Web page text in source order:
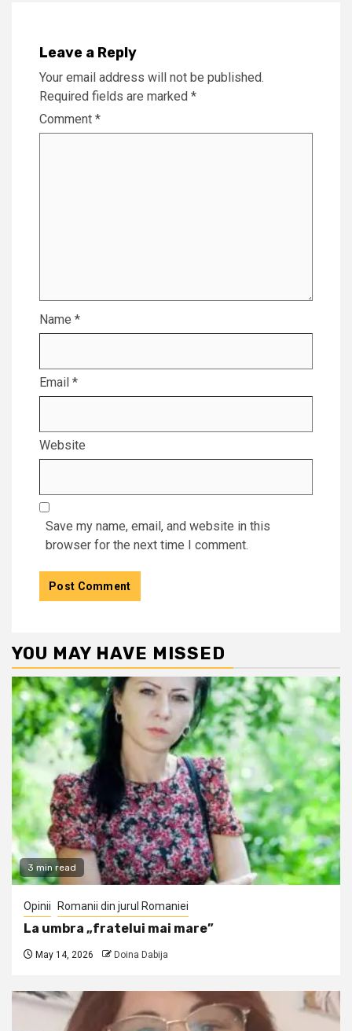
Leave a Reply
Your email address will not be published.
Required fields are marked *
Comment *
Name *
Email *
Website
Save my name, email, and website in this
browser for the next time I comment.
YOU MAY HAVE MISSED
3 min read
Opinii Romanii din jurul Romaniei
La umbra „fratelui mai mare”
May 14, 2026 Doina Dabija